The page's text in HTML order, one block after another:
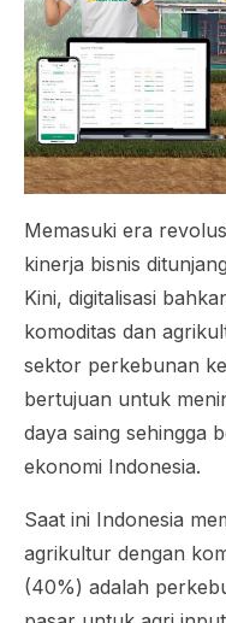
Memasuki era
kinerja bisnis
Kini, digitalisasi
komoditas dan
sektor perkebunan
bertujuan untuk
daya saing sehingga
ekonomi Indonesia.
Saat ini Indonesia
agrikultur dengan
(40%) adalah